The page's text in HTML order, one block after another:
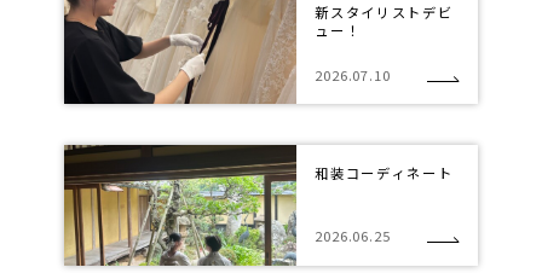
新スタイリストデビ
ュー！
2026.07.10
和装コーディネート
2026.06.25